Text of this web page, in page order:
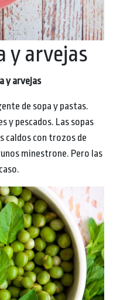
y arvejas
y arvejas
de sopa y pastas.
y pescados. Las sopas
caldos con trozos de
minestrone. Pero las